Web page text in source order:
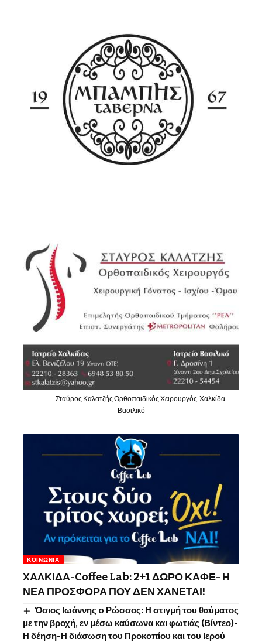
Σταύρος Καλατζής Ορθοπαιδικός Χειρουργός, Χαλκίδα -
Βασιλικό
ΚΟΙΝΩΝΊΑ
ΧΑΛΚΙΔΑ-Coffee Lab: 2+1 ΔΩΡΟ ΚΑΦΕ- Η
ΝΕΑ ΠΡΟΣΦΟΡΑ ΠΟΥ ΔΕΝ ΧΑΝΕΤΑΙ!
Όσιος Ιωάννης o Ρώσσος: Η στιγμή του θαύματος
με την βροχή, εν μέσω καύσωνα και φωτιάς (Βίντεο)-
Η δέηση-Η διάσωση του Προκοπίου και του Ιερού